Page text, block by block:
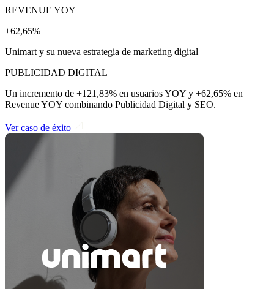
REVENUE YOY
+62,65%
Unimart y su nueva estrategia de marketing digital
PUBLICIDAD DIGITAL
Un incremento de +121,83% en usuarios YOY y +62,65% en
Revenue YOY combinando Publicidad Digital y SEO.
Ver caso de éxito